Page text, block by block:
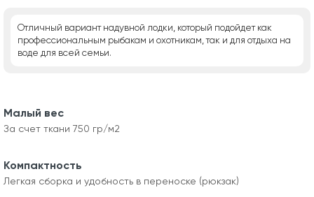
Отличный вариант надувной лодки, который подойдет как
профессиональным рыбакам и охотникам, так и для отдыха на
воде для всей семьи.
Малый вес
За счет ткани 750 гр/м2
Компактность
Легкая сборка и удобность в переноске (рюкзак)